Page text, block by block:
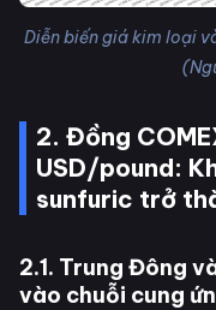
Diễn biến giá kim loại
2. Đồng
USD/pound:
sunfuric trở
2.1. Trung Đông
vào chuỗi cung